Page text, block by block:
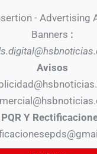
- Advertising
Banners :
Avisos
PQR Y